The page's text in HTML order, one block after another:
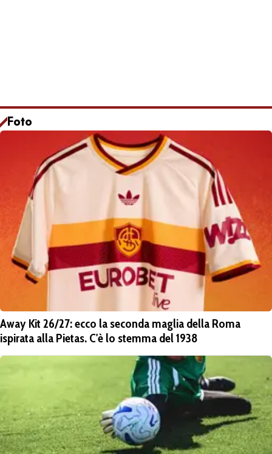
Foto
Away Kit 26/27: ecco la seconda maglia della Roma
ispirata alla Pietas. C'è lo stemma del 1938